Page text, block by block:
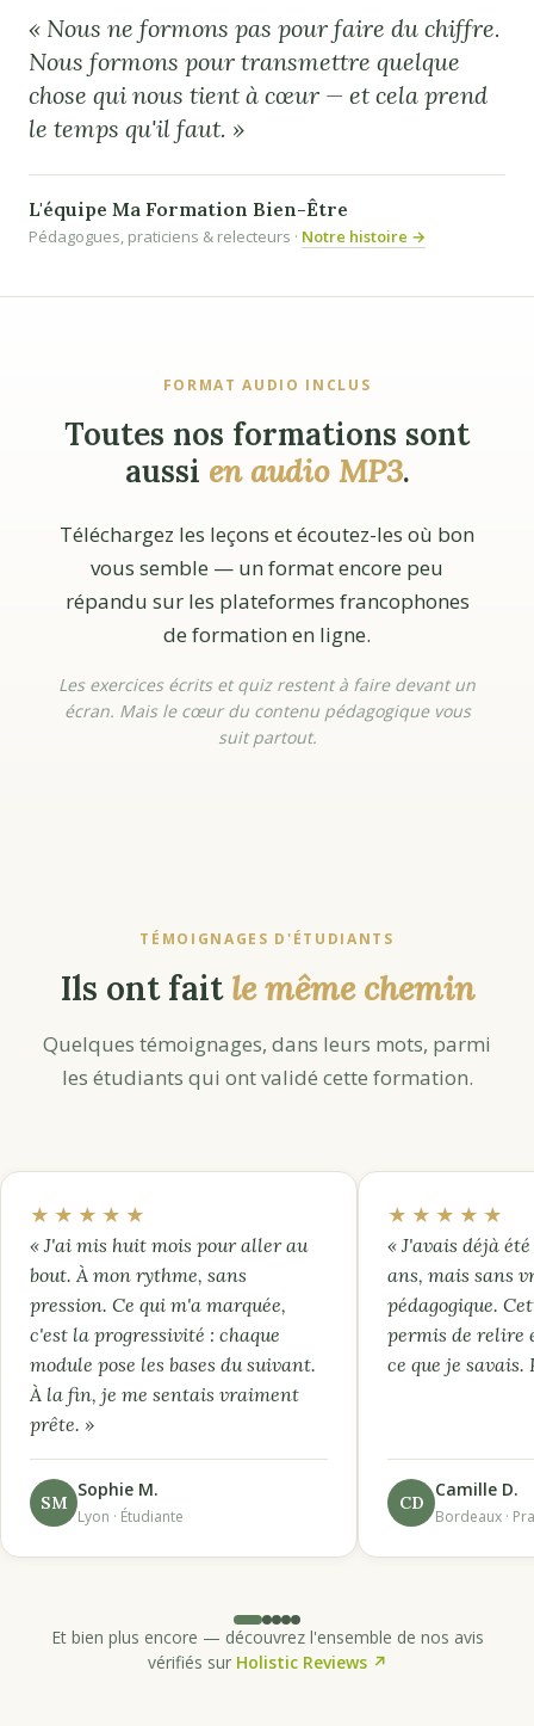
« Nous ne formons pas pour faire du chiffre.
Nous formons pour transmettre quelque
chose qui nous tient à cœur — et cela prend
le temps qu'il faut. »
L'équipe Ma Formation Bien-Être
Pédagogues, praticiens & relecteurs · Notre histoire →
FORMAT AUDIO INCLUS
Toutes nos formations sont
aussi en audio MP3.
Téléchargez les leçons et écoutez-les où bon
vous semble — un format encore peu
répandu sur les plateformes francophones
de formation en ligne.
Les exercices écrits et quiz restent à faire devant un
écran. Mais le cœur du contenu pédagogique vous
suit partout.
TÉMOIGNAGES D'ÉTUDIANTS
Ils ont faitle même chemin
Quelques témoignages, dans leurs mots, parmi
les étudiants qui ont validé cette formation.
★★★★★
« J'ai mis huit mois pour aller au
bout. À mon rythme, sans
pression. Ce qui m'a marquée,
c'est la progressivité : chaque
module pose les bases du suivant.
À la fin, je me sentais vraiment
prête. »
SM
Sophie M.
Lyon · Étudiante
★★★★★
« J'avais déjà
ans, mais sans
pédagogique.
permis de relire
ce que je savais.
CD
Camille D.
Bordeaux ·
Et bien plus encore — découvrez l'ensemble de nos avis
vérifiés sur Holistic Reviews ↗